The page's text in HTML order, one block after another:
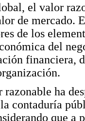
el valor
de mercado.
de los
del
financiera,
ha
contaduría
que a